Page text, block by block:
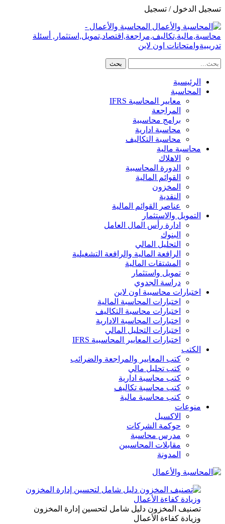
تسجيل الدخول / تسجيل
المحاسبة والأعمال -
محاسبة,مالية,تكاليف,مراجعة,اقتصاد,تمويل,استثمار, أسئلة
تدريبيةوامتحانات اون لابن
الرئيسية
المحاسبة
معايير المحاسبة IFRS
المراجعة
برامج محاسبية
محاسبة ادارية
محاسبة التكاليف
محاسبة مالية
الاهلاك
الدورة المحاسبية
القوائم المالية
المخزون
النقدية
عناصر القوائم المالية
التمويل والاستثمار
ادارة رأس المال العامل
البنوك
التحليل المالي
الرافعة المالية والرافعة التشغيلية
المشتقات المالية
تمويل واستثمار
دراسة الجدوي
اختبارات محاسبية اون لاين
اختبارات المحاسبة المالية
اختبارات محاسبة التكاليف
اختبارات المحاسبة الادارية
اختبارات التحليل المالي
اختبارات المعايير المحاسبية IFRS
الكتب
كتب المعايير والمراجعة والضرائب
كتب تحليل مالي
كتب محاسبة ادارية
كتب محاسبة تكاليف
كتب محاسبة مالية
منوعات
الاكسيل
حوكمة الشركات
مدرس محاسبة
مقابلات المحاسبين
المدونة
تصنيف المخزون دليل شامل لتحسين إدارة المخزون
وزيادة كفاءة الأعمال